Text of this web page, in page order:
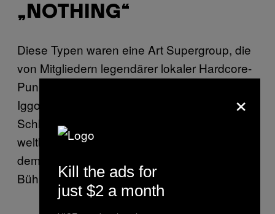
„NOTHING“
Diese Typen waren eine Art Supergroup, die
von Mitgliedern legendärer lokaler Hardcore-
Punk-Bands gegründet wurde, auch wenn
Iggor Cavalera (Sepultura, Mixhell)
Schlagzeug spielte. Ihre Gigs waren
weltbekannt für ihren kompletten Irrsinn, bei
dem das Publikum oft mehr Zeit auf der
Bühne verbrachte als die Band.
×
Kill the ads for
just $2 a month